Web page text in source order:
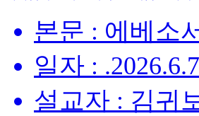
본문 : 에베소
일자 :
설교자 : 김귀